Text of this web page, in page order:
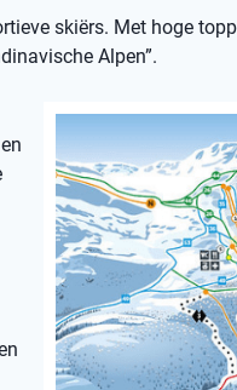
skiërs. Met hoge
Alpen”.